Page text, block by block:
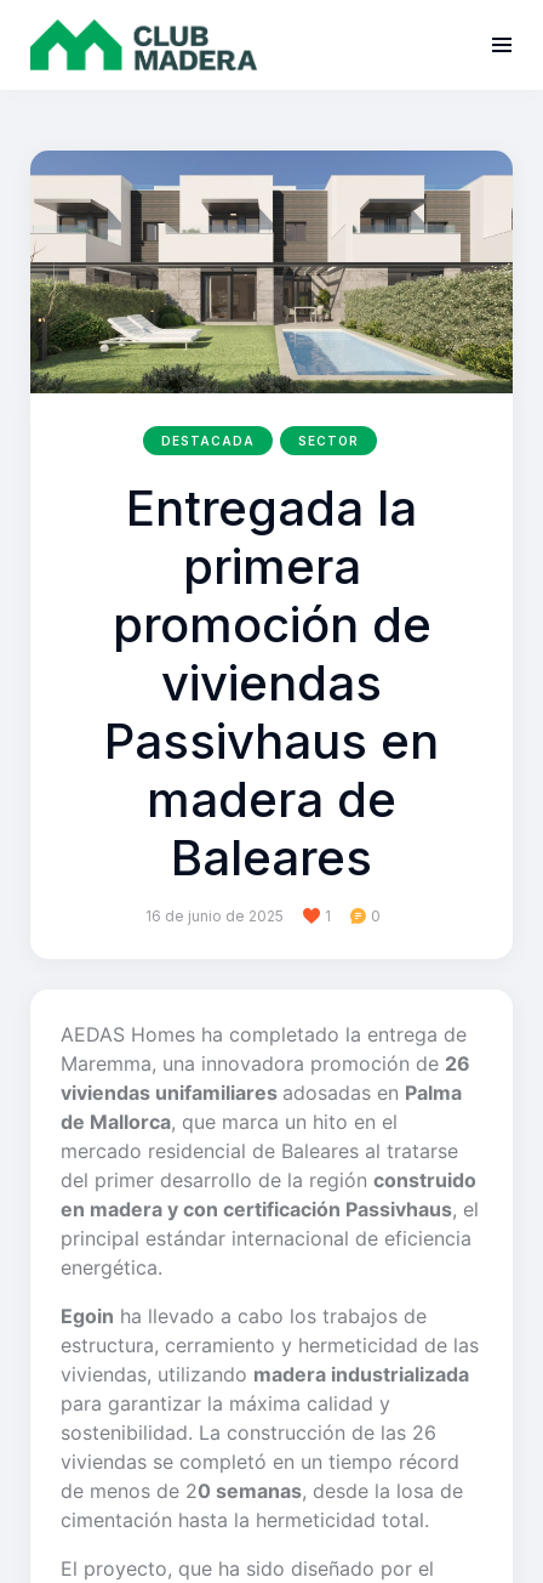
DESTACADA SECTOR
Entregada la
primera
promoción de
viviendas
Passivhaus en
madera de
Baleares
16 de junio de 2025 1 0
AEDAS Homes ha completado la entrega de
Maremma, una innovadora promoción de 26
viviendas unifamiliares adosadas en Palma
de Mallorca, que marca un hito en el
mercado residencial de Baleares al tratarse
del primer desarrollo de la región construido
en madera y con certificación Passivhaus, el
principal estándar internacional de eficiencia
energética.
Egoin ha llevado a cabo los trabajos de
estructura, cerramiento y hermeticidad de las
viviendas, utilizando madera industrializada
para garantizar la máxima calidad y
sostenibilidad. La construcción de las 26
viviendas se completó en un tiempo récord
de menos de 20 semanas, desde la losa de
cimentación hasta la hermeticidad total.
El proyecto, que ha sido diseñado por el